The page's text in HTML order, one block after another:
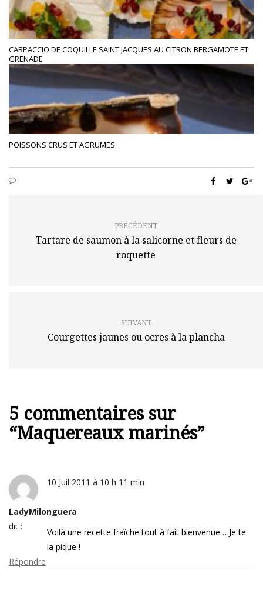
CARPACCIO DE COQUILLE SAINT JACQUES AU CITRON BERGAMOTE ET
GRENADE
POISSONS CRUS ET AGRUMES
PRÉCÉDENT
Tartare de saumon à la salicorne et fleurs de
roquette
SUIVANT
Courgettes jaunes ou ocres à la plancha
5 commentaires sur
“Maquereaux marinés”
LadyMilonguera
dit :
10 Juil 2011 à 10 h 11 min
Voilà une recette fraîche tout à fait bienvenue… Je te
la pique !
Répondre